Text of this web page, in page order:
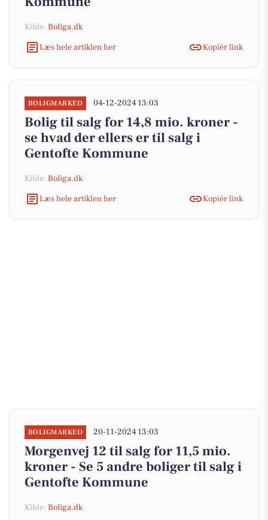
Kilde: Boliga.dk
Læs hele artiklen her
Kopiér link
BOLIGMARKED 04-12-2024 13:03
Bolig til salg for 14,8 mio. kroner -
se hvad der ellers er til salg i
Gentofte Kommune
Kilde: Boliga.dk
Læs hele artiklen her
Kopiér link
BOLIGMARKED 20-11-2024 13:03
Morgenvej 12 til salg for 11,5 mio.
kroner - Se 5 andre boliger til salg i
Gentofte Kommune
Kilde: Boliga.dk